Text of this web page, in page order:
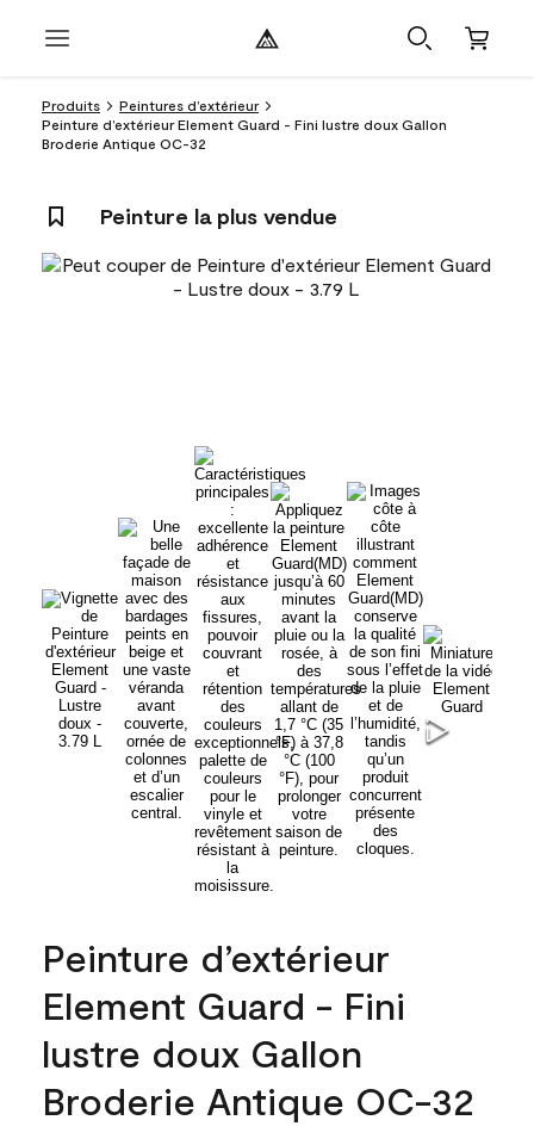
Produits
Peintures d’extérieur
Peinture d’extérieur Element Guard - Fini lustre doux Gallon
Broderie Antique OC-32
Peinture la plus vendue
Peinture d’extérieur
Element Guard - Fini
lustre doux Gallon
Broderie Antique OC-32